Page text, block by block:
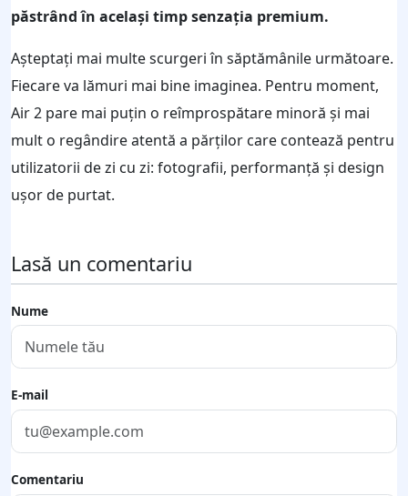
păstrând în același timp senzația premium.
Așteptați mai multe scurgeri în săptămânile următoare.
Fiecare va lămuri mai bine imaginea. Pentru moment,
Air 2 pare mai puțin o reîmprospătare minoră și mai
mult o regândire atentă a părților care contează pentru
utilizatorii de zi cu zi: fotografii, performanță și design
ușor de purtat.
Lasă un comentariu
Nume
E-mail
Comentariu